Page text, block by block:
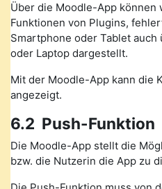
Über die Moodle-App können
Funktionen von Plugins,
Smartphone oder Tablet
oder Laptop dargestellt.
Mit der Moodle-App kann die
angezeigt.
6.2 Push-Funktion
Die Moodle-App stellt die
bzw. die Nutzerin die App zu